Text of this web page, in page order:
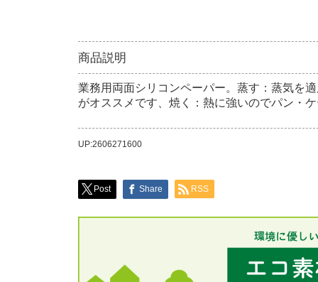
商品説明
業務用両面シリコンペーパー。蒸す：蒸気を
がオススメです、焼く：熱に強いのでパン・
UP:2606271600
Post Share RSS